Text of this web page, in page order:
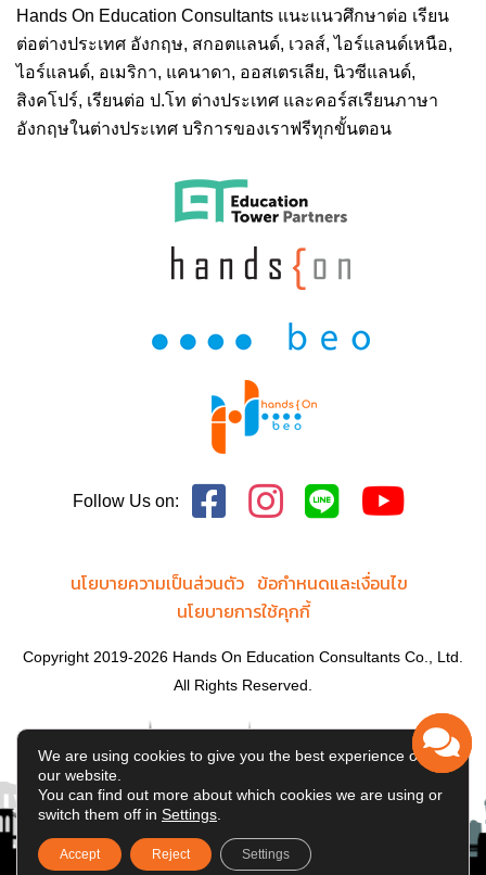
Hands On Education Consultants แนะแนวศึกษาต่อ เรียน
ต่อต่างประเทศ อังกฤษ, สกอตแลนด์, เวลส์, ไอร์แลนด์เหนือ,
ไอร์แลนด์, อเมริกา, แคนาดา, ออสเตรเลีย, นิวซีแลนด์,
สิงคโปร์, เรียนต่อ ป.โท ต่างประเทศ และคอร์สเรียนภาษา
อังกฤษในต่างประเทศ บริการของเราฟรีทุกขั้นตอน
Follow Us on:
นโยบายความเป็นส่วนตัว ข้อกำหนดและเงื่อนไข
นโยบายการใช้คุกกี้
Copyright 2019-2026 Hands On Education Consultants Co., Ltd.
All Rights Reserved.
We are using cookies to give you the best experience on
our website.
You can find out more about which cookies we are using or
switch them off in Settings
Accept Reject Settings